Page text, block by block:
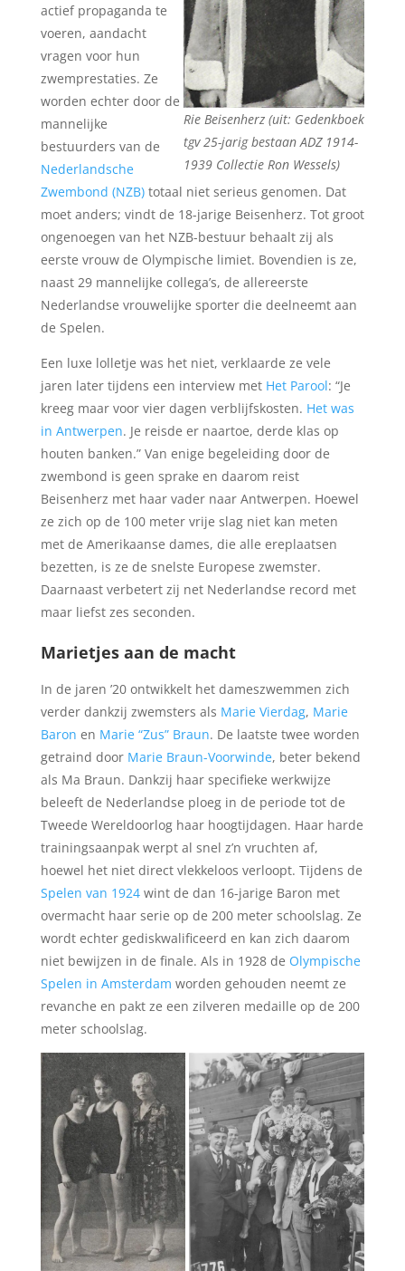
Rie Beisenherz (uit: Gedenkboek
tgv 25-jarig bestaan ADZ 1914-
1939 Collectie Ron Wessels)
actief propaganda te
voeren, aandacht
vragen voor hun
zwemprestaties. Ze
worden echter door de
mannelijke
bestuurders van de
Nederlandsche
Zwembond (NZB)totaal niet serieus genomen. Dat
moet anders; vindt de 18-jarige Beisenherz. Tot groot
ongenoegen van het NZB-bestuur behaalt zij als
eerste vrouw de Olympische limiet. Bovendien is ze,
naast 29 mannelijke collega’s, de allereerste
Nederlandse vrouwelijke sporter die deelneemt aan
de Spelen.
Een luxe lolletje was het niet, verklaarde ze vele
jaren later tijdens een interview met Het Parool: “Je
kreeg maar voor vier dagen verblijfskosten. Het was
in Antwerpen. Je reisde er naartoe, derde klas op
houten banken.” Van enige begeleiding door de
zwembond is geen sprake en daarom reist
Beisenherz met haar vader naar Antwerpen. Hoewel
ze zich op de 100 meter vrije slag niet kan meten
met de Amerikaanse dames, die alle ereplaatsen
bezetten, is ze de snelste Europese zwemster.
Daarnaast verbetert zij net Nederlandse record met
maar liefst zes seconden.
Marietjes aan de macht
In de jaren ’20 ontwikkelt het dameszwemmen zich
verder dankzij zwemsters als Marie Vierdag, Marie
Baron en Marie “Zus” Braun. De laatste twee worden
getraind door Marie Braun-Voorwinde, beter bekend
als Ma Braun. Dankzij haar specifieke werkwijze
beleeft de Nederlandse ploeg in de periode tot de
Tweede Wereldoorlog haar hoogtijdagen. Haar harde
trainingsaanpak werpt al snel z’n vruchten af,
hoewel het niet direct vlekkeloos verloopt. Tijdens de
Spelen van 1924wint de dan 16-jarige Baron met
overmacht haar serie op de 200 meter schoolslag. Ze
wordt echter gediskwalificeerd en kan zich daarom
niet bewijzen in de finale. Als in 1928 de Olympische
Spelen in Amsterdam worden gehouden neemt ze
revanche en pakt ze een zilveren medaille op de 200
meter schoolslag.